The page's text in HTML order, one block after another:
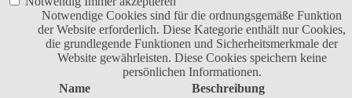
Notwendige Cookies sind für die ordnungsgemäße Funktion
der Website erforderlich. Diese Kategorie enthält nur Cookies,
die grundlegende Funktionen und Sicherheitsmerkmale der
Website gewährleisten. Diese Cookies speichern keine
persönlichen Informationen.
Name
Beschreibung